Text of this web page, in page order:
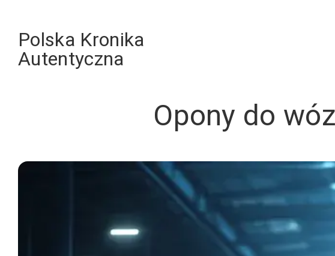
contentPolska Kronika
Autentyczna
Opony do